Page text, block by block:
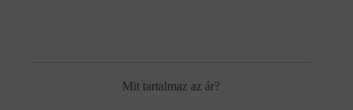
Mit tartalmaz az ár?